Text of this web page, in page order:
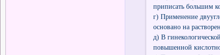
приписать большим
г) Применение
основано на
д) В
повышенной